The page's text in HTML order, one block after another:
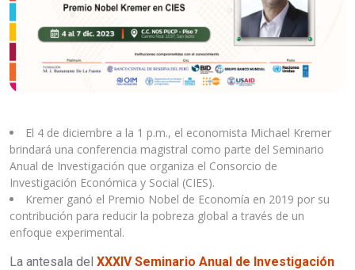
El 4 de diciembre a la 1 p.m., el economista Michael Kremer
brindará una conferencia magistral como parte del Seminario
Anual de Investigación que organiza el Consorcio de
Investigación Económica y Social (CIES).
Kremer ganó el Premio Nobel de Economía en 2019 por su
contribución para reducir la pobreza global a través de un
enfoque experimental.
La antesala del XXXIV Seminario Anual de Investigación